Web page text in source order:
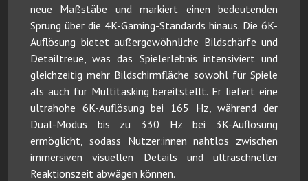
neue Maßstäbe und markiert einen bedeutenden
Sprung über die 4K-Gaming-Standards hinaus. Die 6K-
Auflösung bietet außergewöhnliche Bildschärfe und
Detailtreue, was das Spielerlebnis intensiviert und
gleichzeitig mehr Bildschirmfläche sowohl für Spiele
als auch für Multitasking bereitstellt. Er liefert eine
ultrahohe 6K-Auflösung bei 165 Hz, während der
Dual-Modus bis zu 330 Hz bei 3K-Auflösung
ermöglicht, sodass Nutzer:innen nahtlos zwischen
immersiven visuellen Details und ultraschneller
Reaktionszeit abwägen können.